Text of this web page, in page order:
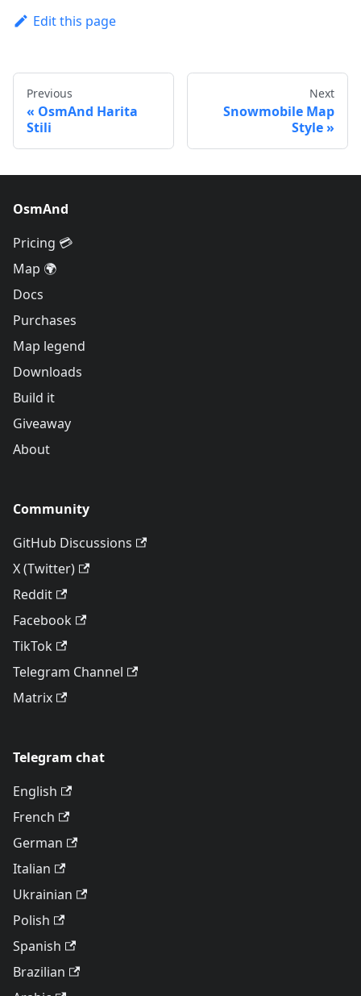
Edit this page
Previous
OsmAnd Harita
Stili
Next
Snowmobile Map
Style
OsmAnd
Pricing 💳
Map 🌍
Docs
Purchases
Map legend
Downloads
Build it
Giveaway
About
Community
GitHub Discussions
X (Twitter)
Reddit
Facebook
TikTok
Telegram Channel
Matrix
Telegram chat
English
French
German
Italian
Ukrainian
Polish
Spanish
Brazilian